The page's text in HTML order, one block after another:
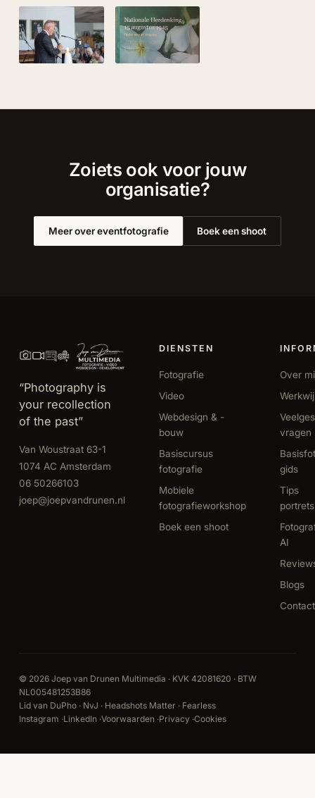
Zoiets ook voor jouw
organisatie?
Meer over eventfotografie Boek een shoot
“Photography is
your recollection
of the past”
Van Woustraat 63-1
1074 AC Amsterdam
06 50266103
joep@joepvandrunen.nl
DIENSTEN
Fotografie
Video
Webdesign & -
bouw
Basiscursus
fotografie
Mobiele
fotografieworkshop
Boek een shoot
Over
vragen
gids
Tips
AI
Blogs
Contact
© 2026 Joep van Drunen Multimedia · KVK 42081620 · BTW
NL005481253B86
Lid van DuPho · NvJ · Headshots Matter · Fearless
Instagram ·LinkedIn ·Voorwaarden ·Privacy ·Cookies